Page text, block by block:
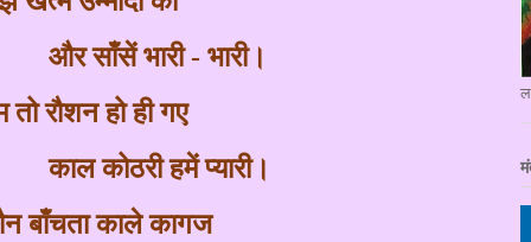
और साँसें भारी - भारी।
तो रौशन हो ही गए
काल कोठरी हमें प्यारी।
बाँचता काले कागज